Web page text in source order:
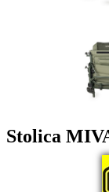
Stolica